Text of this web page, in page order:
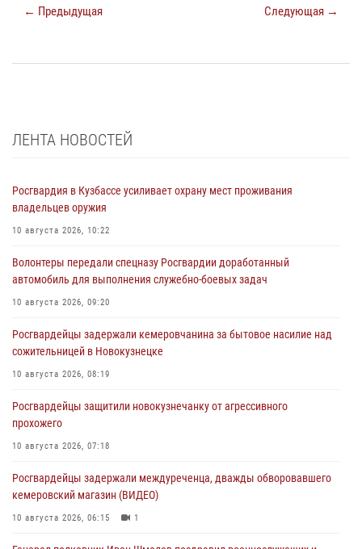
← Предыдущая Следующая →
ЛЕНТА НОВОСТЕЙ
Росгвардия в Кузбассе усиливает охрану мест проживания
владельцев оружия
10 августа 2026, 10:22
Волонтеры передали спецназу Росгвардии доработанный
автомобиль для выполнения служебно-боевых задач
10 августа 2026, 09:20
Росгвардейцы задержали кемеровчанина за бытовое насилие над
сожительницей в Новокузнецке
10 августа 2026, 08:19
Росгвардейцы защитили новокузнечанку от агрессивного
прохожего
10 августа 2026, 07:18
Росгвардейцы задержали междуреченца, дважды обворовавшего
кемеровский магазин (ВИДЕО)
10 августа 2026, 06:15 1